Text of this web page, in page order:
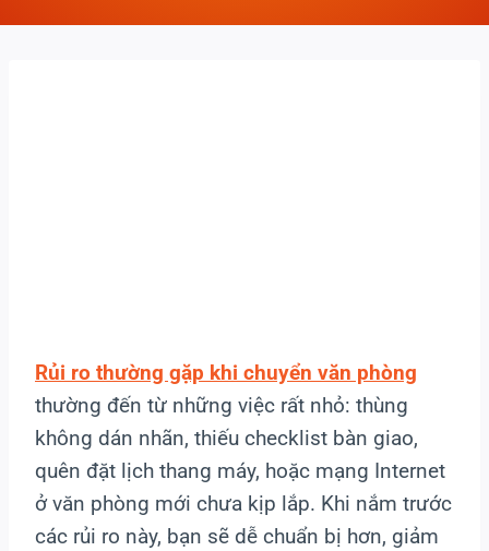
Rủi ro thường gặp khi chuyển văn phòng
thường đến từ những việc rất nhỏ: thùng
không dán nhãn, thiếu checklist bàn giao,
quên đặt lịch thang máy, hoặc mạng Internet
ở văn phòng mới chưa kịp lắp. Khi nắm trước
các rủi ro này, bạn sẽ dễ chuẩn bị hơn, giảm